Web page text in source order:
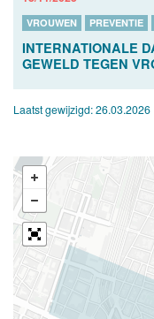
VROUWEN PREVENTIE
INTERNATIONALE
GEWELD TEGEN
Laatst gewijzigd:26.03.2026